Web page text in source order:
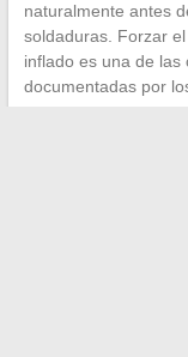
naturalmente antes
soldaduras. Forzar
inflado es una de
documentadas por